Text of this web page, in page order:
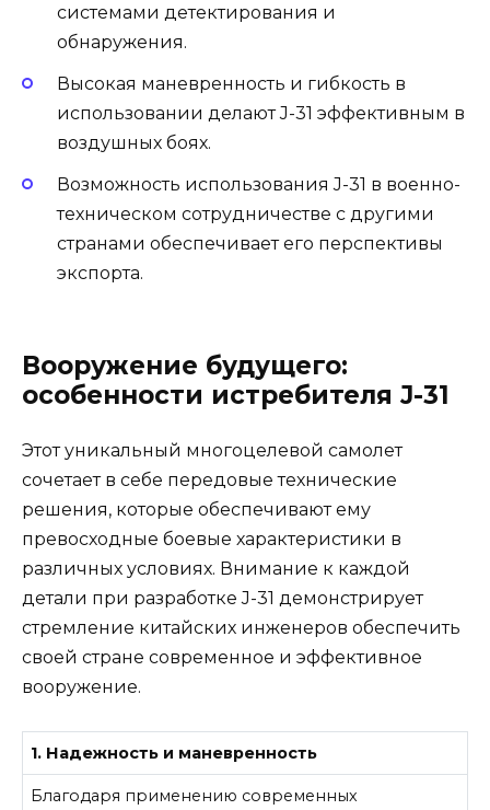
системами детектирования и
обнаружения.
Высокая маневренность и гибкость в
использовании делают J-31 эффективным в
воздушных боях.
Возможность использования J-31 в военно-
техническом сотрудничестве с другими
странами обеспечивает его перспективы
экспорта.
Вооружение будущего:
особенности истребителя J-31
Этот уникальный многоцелевой самолет
сочетает в себе передовые технические
решения, которые обеспечивают ему
превосходные боевые характеристики в
различных условиях. Внимание к каждой
детали при разработке J-31 демонстрирует
стремление китайских инженеров обеспечить
своей стране современное и эффективное
вооружение.
1. Надежность и маневренность
Благодаря применению современных